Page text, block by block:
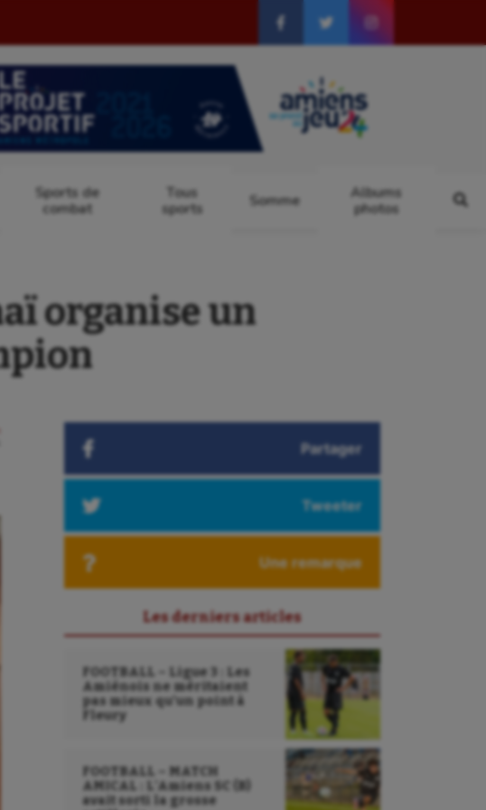
Sports de
combat
Tous
sports
Somme
Albums
photos
organise un
Partager
Tweeter
Une remarque
Les derniers articles
FOOTBALL – Ligue 3 : Les
Amiénois ne méritaient
pas mieux qu’un point à
Fleury
FOOTBALL – MATCH
AMICAL : L’Amiens SC (B)
avait sorti la grosse